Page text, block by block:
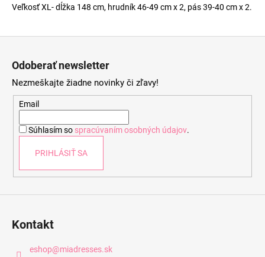
Veľkosť XL- dĺžka 148 cm, hrudník 46-49 cm x 2, pás 39-40 cm x 2.
Odoberať newsletter
Nezmeškajte žiadne novinky či zľavy!
Email
Súhlasím so spracúvaním osobných údajov.
PRIHLÁSIŤ SA
Kontakt
eshop@miadresses.sk